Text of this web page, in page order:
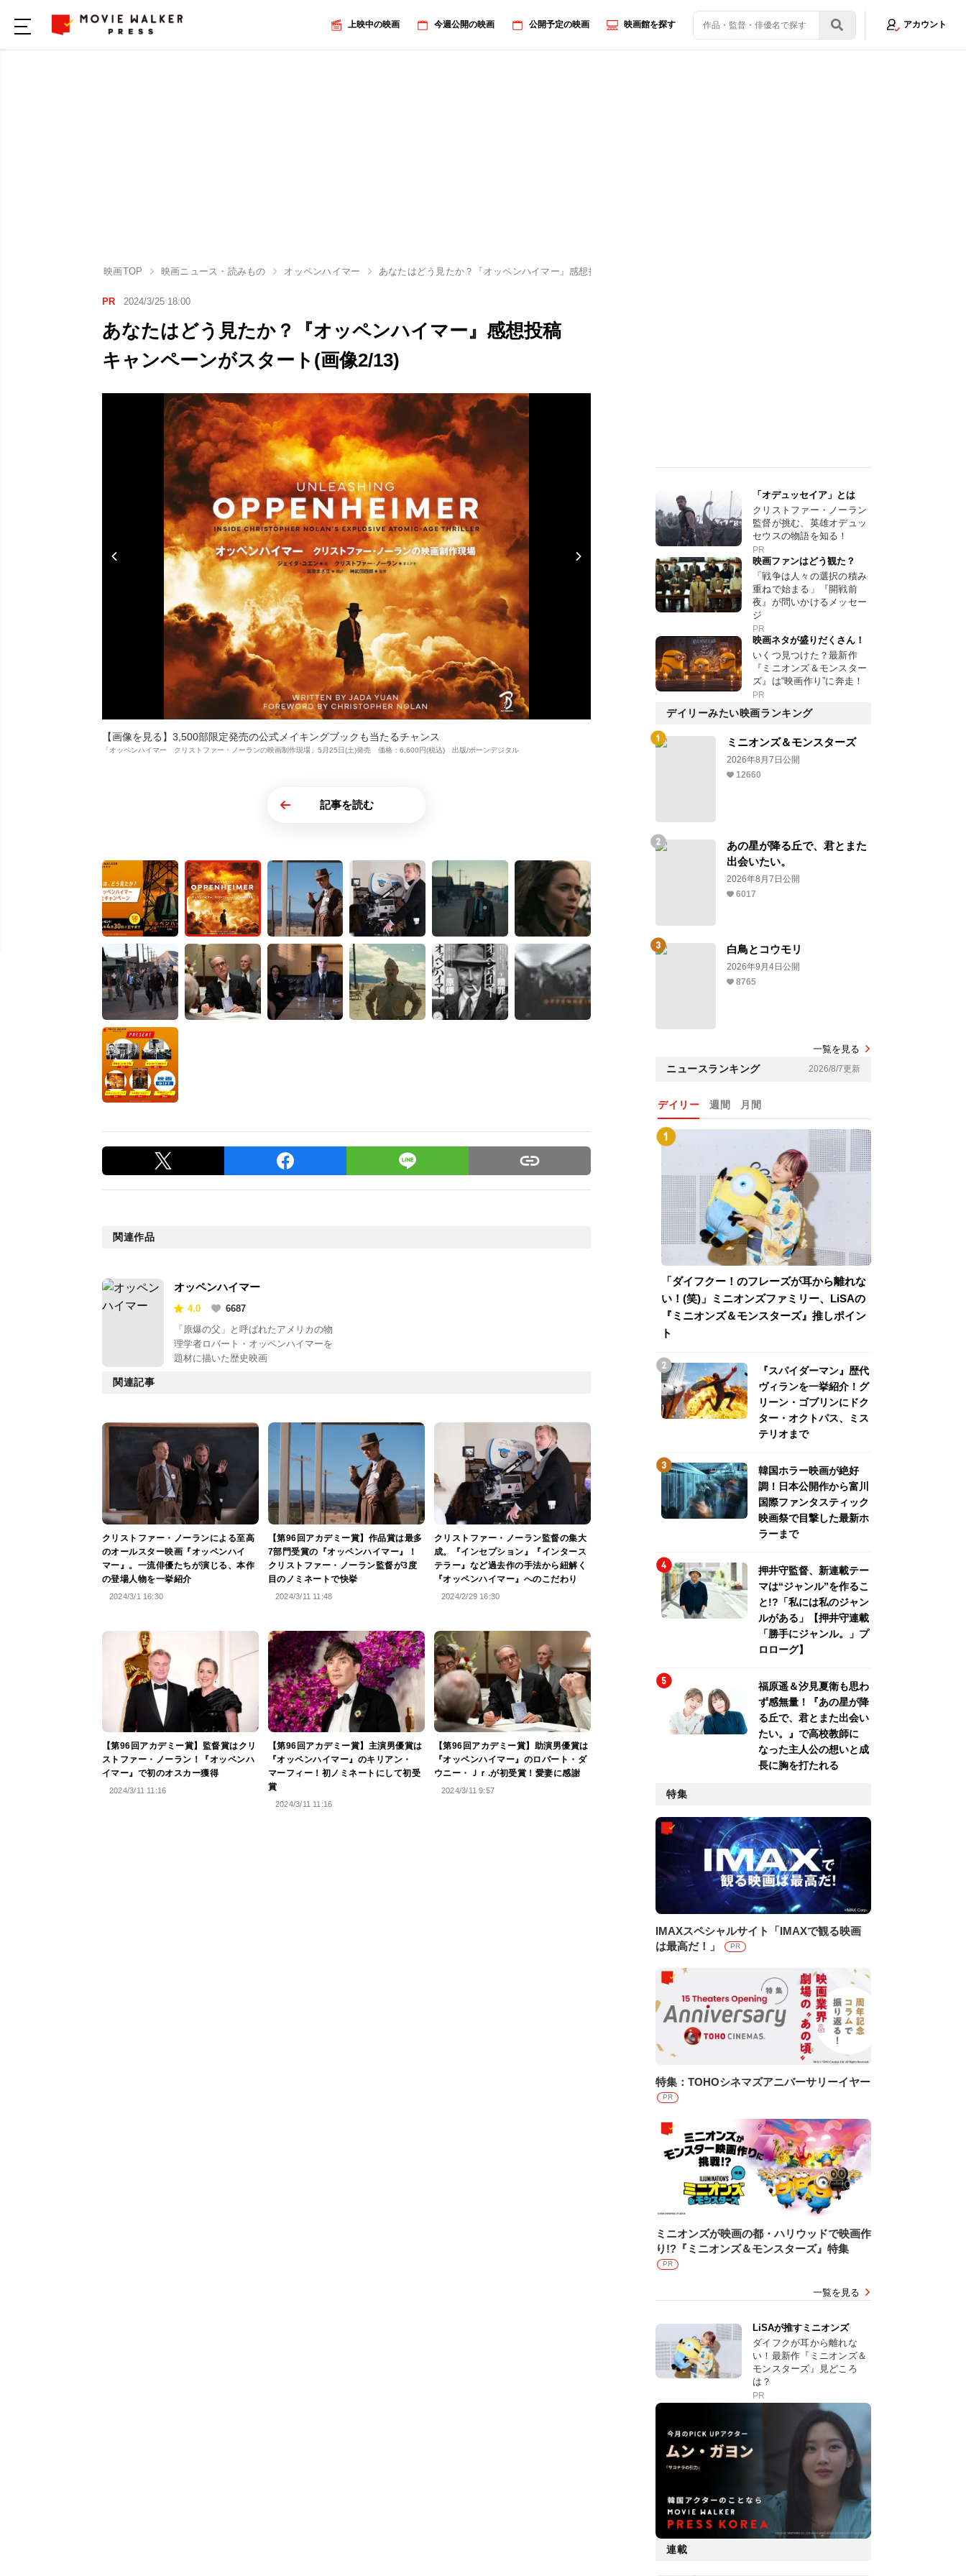
上映中の映画 今週公開の映画 公開予定の映画 映画館を探す アカウント
映画TOP 映画ニュース・読みもの オッペンハイマー あなたはどう見たか？『オッペンハイマー』感想投稿キャンペーンがスタート
PR 2024/3/25 18:00
あなたはどう見たか？『オッペンハイマー』感想投稿
キャンペーンがスタート(画像2/13)
【画像を見る】3,500部限定発売の公式メイキングブックも当たるチャンス
「オッペンハイマー クリストファー・ノーランの映画制作現場」5月25日(土)発売 価格：6,600円(税込) 出版/ボーンデジタル
記事を読む
関連作品
オッペンハイマー
4.0
6687
「原爆の父」と呼ばれたアメリカの物
理学者ロバート・オッペンハイマーを
題材に描いた歴史映画
関連記事
クリストファー・ノーランによる至高
のオールスター映画『オッペンハイ
マー』。一流俳優たちが演じる、本作
の登場人物を一挙紹介
2024/3/1 16:30
【第96回アカデミー賞】作品賞は最多
7部門受賞の『オッペンハイマー』！
クリストファー・ノーラン監督が3度
目のノミネートで快挙
2024/3/11 11:48
クリストファー・ノーラン監督の集大
成。『インセプション』『インタース
テラー』など過去作の手法から紐解く
『オッペンハイマー』へのこだわり
2024/2/29 16:30
【第96回アカデミー賞】監督賞はクリ
ストファー・ノーラン！『オッペンハ
イマー』で初のオスカー獲得
2024/3/11 11:16
【第96回アカデミー賞】主演男優賞は
『オッペンハイマー』のキリアン・
マーフィー！初ノミネートにして初受
賞
2024/3/11 11:16
【第96回アカデミー賞】助演男優賞は
『オッペンハイマー』のロバート・ダ
ウニー・Ｊｒ.が初受賞！愛妻に感謝
2024/3/11 9:57
「オデュッセイア」とは
クリストファー・ノーラン
監督が挑む、英雄オデュッ
セウスの物語を知る！
PR
映画ファンはどう観た？
「戦争は人々の選択の積み
重ねで始まる」『開戦前
夜』が問いかけるメッセー
ジ
PR
映画ネタが盛りだくさん！
いくつ見つけた？最新作
『ミニオンズ＆モンスター
ズ』は“映画作り”に奔走！
PR
デイリーみたい映画ランキング
ミニオンズ＆モンスターズ
2026年8月7日公開
12660
あの星が降る丘で、君とまた
出会いたい。
2026年8月7日公開
6017
白鳥とコウモリ
2026年9月4日公開
8765
一覧を見る
ニュースランキング 2026/8/7更新
デイリー 週間 月間
「ダイフクー！のフレーズが耳から離れな
い！(笑)」ミニオンズファミリー、LiSAの
『ミニオンズ＆モンスターズ』推しポイン
ト
『スパイダーマン』歴代
ヴィランを一挙紹介！グ
リーン・ゴブリンにドク
ター・オクトパス、ミス
テリオまで
韓国ホラー映画が絶好
調！日本公開作から富川
国際ファンタスティック
映画祭で目撃した最新ホ
ラーまで
押井守監督、新連載テー
マは“ジャンル”を作るこ
と!?「私には私のジャン
ルがある」【押井守連載
「勝手にジャンル。」プ
ロローグ】
福原遥＆汐見夏衛も思わ
ず感無量！『あの星が降
る丘で、君とまた出会い
たい。』で高校教師に
なった主人公の想いと成
長に胸を打たれる
特集
IMAXスペシャルサイト「IMAXで観る映画
は最高だ！」
PR
特集：TOHOシネマズアニバーサリーイヤー
PR
ミニオンズが映画の都・ハリウッドで映画作
り!?『ミニオンズ＆モンスターズ』特集
PR
一覧を見る
LiSAが推すミニオンズ
ダイフクが耳から離れな
い！最新作『ミニオンズ＆
モンスターズ』見どころ
は？
PR
連載